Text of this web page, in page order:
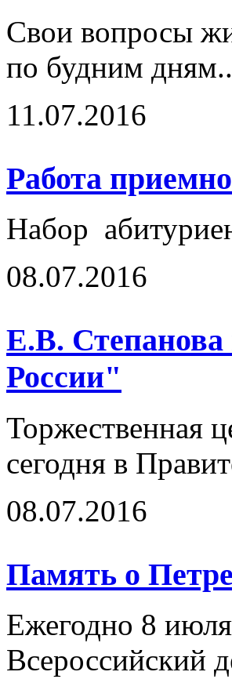
Свои вопросы
по будним
11.07.2016
Работа
Набор
08.07.2016
Е.В.
России"
Торжественная
сегодня в
08.07.2016
Память о
Ежегодно 8
Всероссийский